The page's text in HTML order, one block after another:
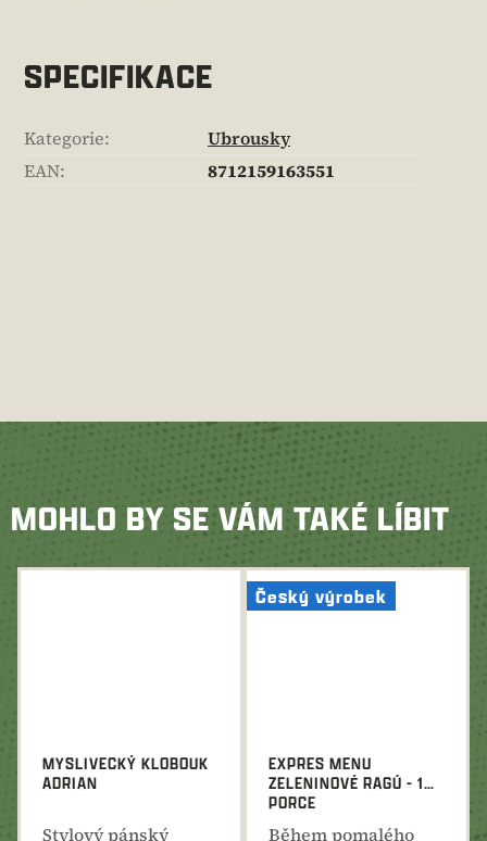
SPECIFIKACE
Kategorie:
Ubrousky
EAN: 8712159163551
MOHLO BY SE VÁM TAKÉ LÍBIT
MYSLIVECKÝ KLOBOUK
ADRIAN
Stylový pánský
Český výrobek
EXPRES MENU
ZELENINOVÉ RAGÚ - 1
PORCE
Během pomalého